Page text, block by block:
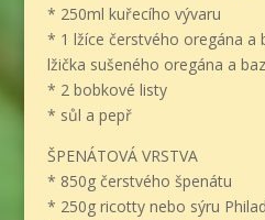
* 250ml kuřecího vývaru
* 1 lžíce čerstvého oregána a
lžička sušeného oregána a
* 2 bobkové listy
* sůl a pepř
ŠPENÁTOVÁ VRSTVA
* 850g čerstvého špenátu
* 250g ricotty nebo sýru